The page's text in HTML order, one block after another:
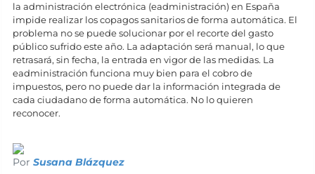
la administración electrónica (eadministración) en España
impide realizar los copagos sanitarios de forma automática. El
problema no se puede solucionar por el recorte del gasto
público sufrido este año. La adaptación será manual, lo que
retrasará, sin fecha, la entrada en vigor de las medidas. La
eadministración funciona muy bien para el cobro de
impuestos, pero no puede dar la información integrada de
cada ciudadano de forma automática. No lo quieren
reconocer.
Por Susana Blázquez